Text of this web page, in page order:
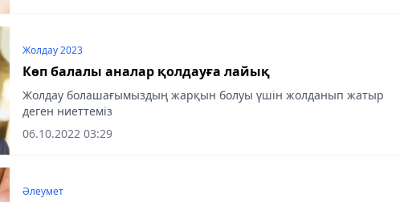
Жолдау 2023
Көп балалы аналар қолдауға лайық
Жолдау болашағымыздың жарқын болуы үшін жолданып жатыр
деген ниеттеміз
06.10.2022 03:29
Әлеумет